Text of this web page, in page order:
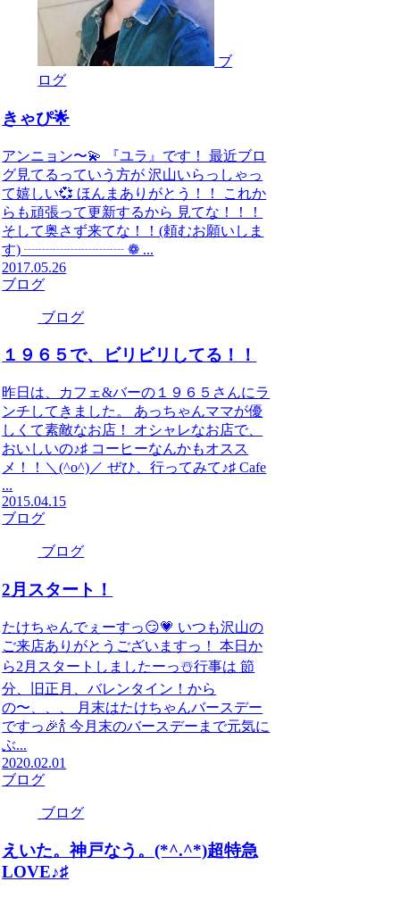
ブ
ログ
きゃぴ🌟
アンニョン〜💫 『ユラ』です！ 最近ブロ
グ見てるっていう方が 沢山いらっしゃっ
て嬉しい💞 ほんまありがとう！！ これか
らも頑張って更新するから 見てな！！！
そして奥さず来てな！！(頼むお願いしま
す) ┈┈┈┈┈┈┈ ❁ ...
2017.05.26
ブログ
ブログ
１９６５で、ビリビリしてる！！
昨日は、カフェ&バーの１９６５さんにラ
ンチしてきました。 あっちゃんママが優
しくて素敵なお店！ オシャレなお店で、
おいしいの♪♯ コーヒーなんかもオスス
メ！！＼(^o^)／ ぜひ、行ってみて♪♯ Cafe
...
2015.04.15
ブログ
ブログ
2月スタート！
たけちゃんでぇーすっ😏💗 いつも沢山の
ご来店ありがとうございますっ！ 本日か
ら2月スタートしましたーっ☃️行事は 節
分、旧正月、バレンタイン！から
の〜、、、 月末はたけちゃんバースデー
ですっ🎉🍾 今月末のバースデーまで元気に
ぶ...
2020.02.01
ブログ
ブログ
えいた。神戸なう。(*^.^*)超特急
LOVE♪♯